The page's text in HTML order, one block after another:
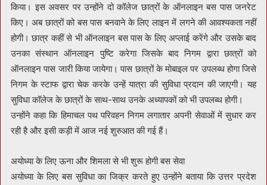
किया। इस अवसर पर उन्होंने दो कॉलेज छात्रों के ऑनलाइन बस पास जनरेट
किए। अब छात्रों को बस पास बनवाने के लिए लाइन में लगने की आवश्यकता नहीं
होगी। छात्र कहीं से भी ऑनलाइन बस पास के लिए अप्लाई करेंगे और उसके बाद
उनका संस्थान ऑनलाइन पुष्टि करेगा जिसके बाद निगम द्वारा छात्रों को
ऑनलाइन पास जारी किया जायेगा। पास छात्रों के मोबाइल पर उपलब्ध होगा जिसे
निगम के स्टाफ द्वारा चेक करके उन्हें यात्रा की सुविधा प्रदान की जाएगी। यह
सुविधा कॉलेज के छात्रों के साथ-साथ उनके अध्यापकों को भी उपलब्ध होगी।
उन्होंने कहा कि हिमाचल पथ परिवहन निगम लगातार अपनी सेवाओं में सुधार कर
रही है और इसी कड़ी में आज नई शुरुआत की गई हैं।
अयोध्या के लिए ऊना और शिमला से भी शुरू होगी बस सेवा
अयोध्या के लिए बस सुविधा का जिक्र करते हुए उन्होंने बताया कि उत्तर प्रदेश